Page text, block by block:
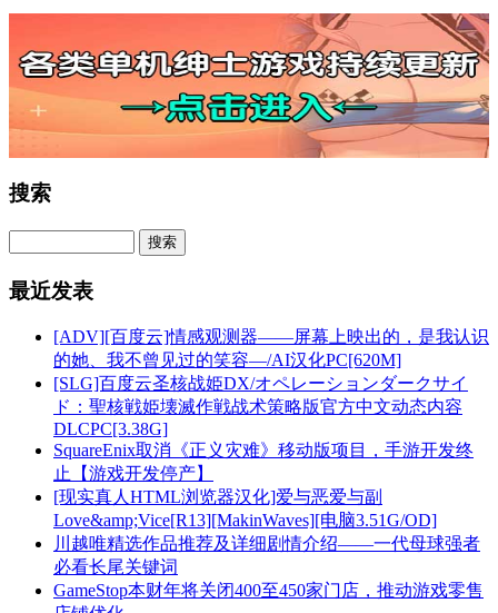
搜索
最近发表
[ADV][百度云]情感观测器——屏幕上映出的，是我认识
的她、我不曾见过的笑容—/AI汉化PC[620M]
[SLG]百度云圣核战姫DX/オペレーションダークサイ
ド：聖核戦姫壊滅作戦战术策略版官方中文动态内容
DLCPC[3.38G]
SquareEnix取消《正义灾难》移动版项目，手游开发终
止【游戏开发停产】
[现实真人HTML浏览器汉化]爱与恶爱与副
Love&amp;Vice[R13][MakinWaves][电脑3.51G/OD]
川越唯精选作品推荐及详细剧情介绍——一代母球强者
必看长尾关键词
GameStop本财年将关闭400至450家门店，推动游戏零售